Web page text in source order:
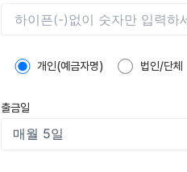
개인(예금자명) 법인/단체
출금일